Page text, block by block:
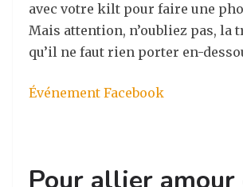
avec votre kilt pour faire une
Mais attention, n’oubliez pas, la
qu’il ne faut rien porter en-
Événement Facebook